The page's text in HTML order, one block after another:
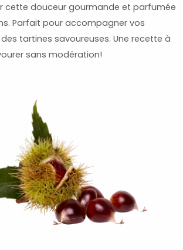
cette douceur gourmande et parfumée
Parfait pour accompagner vos
tartines savoureuses. Une recette à
sans modération!